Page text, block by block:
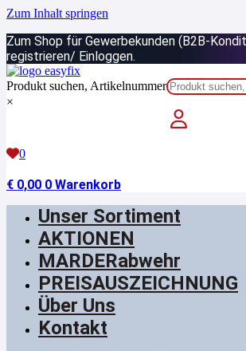
Zum Inhalt springen
Zum Shop für Gewerbekunden (B2B-
registrieren/ Einloggen.
Produkt suchen, Artikelnummer
×
0
€ 0,00 0 Warenkorb
Unser Sortiment
AKTIONEN
MARDERabwehr
PREISAUSZEICHNUNG
Über Uns
Kontakt